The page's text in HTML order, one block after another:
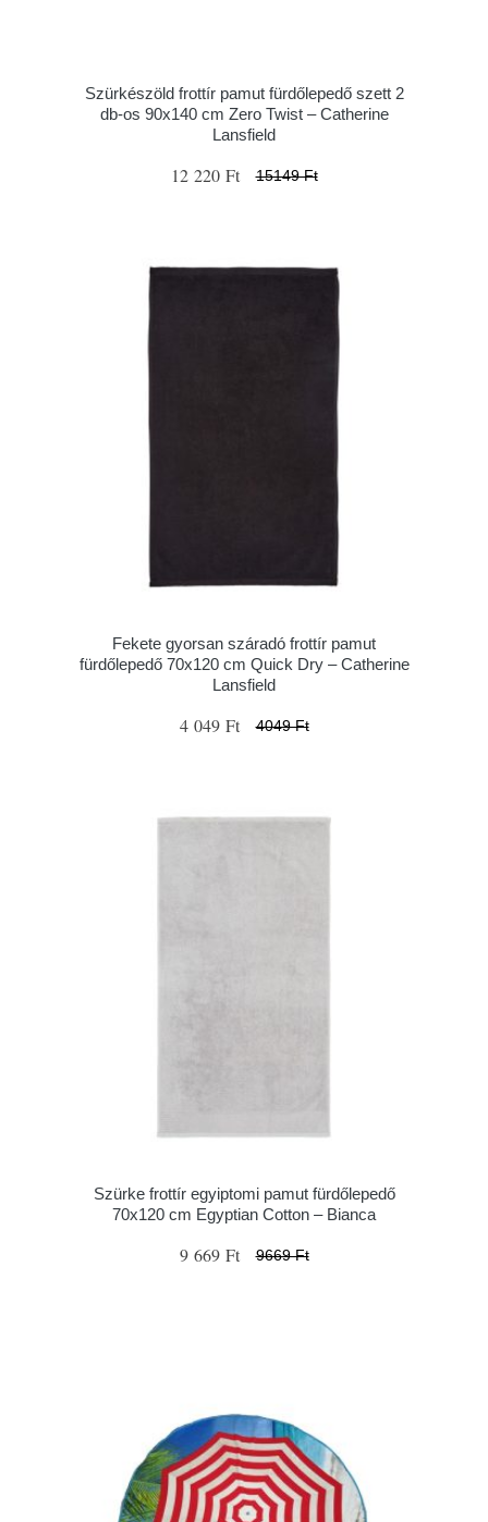
Szürkészöld frottír pamut fürdőlepedő szett 2
db-os 90x140 cm Zero Twist – Catherine
Lansfield
12 220 Ft 15149 Ft
Fekete gyorsan száradó frottír pamut
fürdőlepedő 70x120 cm Quick Dry – Catherine
Lansfield
4 049 Ft 4049 Ft
Szürke frottír egyiptomi pamut fürdőlepedő
70x120 cm Egyptian Cotton – Bianca
9 669 Ft 9669 Ft